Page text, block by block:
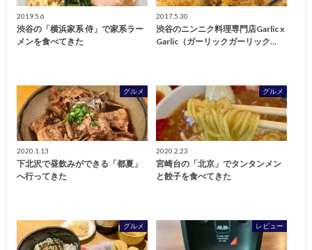
2019.5.6
渋谷の「横浜家系 侍」で家系ラー
メンを食べてきた
2017.5.30
渋谷のニンニク料理専門店Garlic x
Garlic（ガーリックガーリック…
グルメ
2020.1.13
下北沢で昼飲みができる「都夏」
へ行ってきた
グルメ
2020.2.23
宮崎台の「北京」でタンタンメン
と餃子を食べてきた
グルメ レビュー